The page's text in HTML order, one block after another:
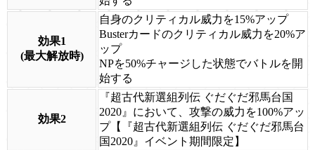
効果1
(最大解放時)
自身のクリティカル威力を15%アップ
Busterカードのクリティカル威力を20%ア
ップ
NPを50%チャージした状態でバトルを開
始する
効果2
『超古代新選組列伝 ぐだぐだ邪馬台国
2020』において、攻撃の威力を100%アッ
プ【『超古代新選組列伝 ぐだぐだ邪馬台
国2020』イベント期間限定】